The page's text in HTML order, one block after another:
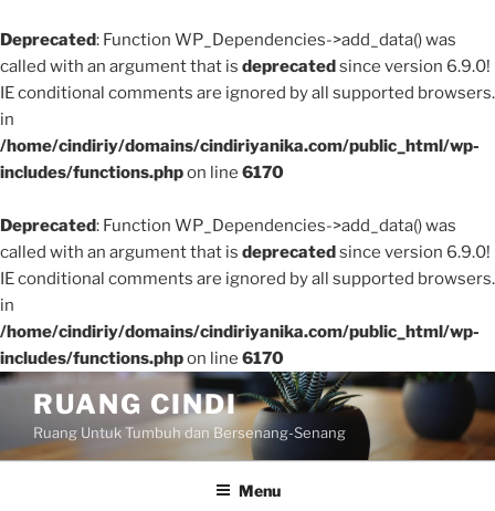
Deprecated: Function WP_Dependencies->add_data() was
called with an argument that is deprecatedsince version 6.9.0!
IE conditional comments are ignored by all supported browsers.
in
/home/cindiriy/domains/cindiriyanika.com/public_html/wp-
includes/functions.phpon line 6170
Deprecated: Function WP_Dependencies->add_data() was
called with an argument that is deprecatedsince version 6.9.0!
IE conditional comments are ignored by all supported browsers.
in
/home/cindiriy/domains/cindiriyanika.com/public_html/wp-
includes/functions.phpon line 6170
Skip
content
RUANG CINDI
Ruang Untuk Tumbuh dan Bersenang-Senang
Menu